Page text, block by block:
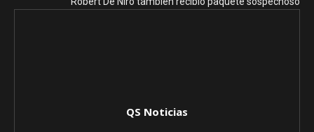
QS Noticias